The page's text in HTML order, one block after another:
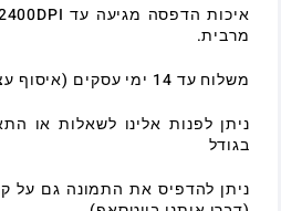
מרבית.
משלוח עד 14 ימי עסקים (איסוף עצמי 3 ימי עסקים)
ניתן לפנות אלינו לשאלות או
בגודל
ניתן להדפיס את התמונה גם על